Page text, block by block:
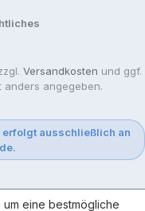
Versandkosten und ggf.
angegeben.
erfolgt ausschließlich an
eine bestmögliche